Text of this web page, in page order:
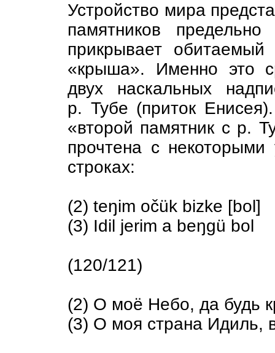
Устройство мира
памятников
прикрывает
«крыша». Именно это
двух наскальных
р. Тубе (приток
«второй памятник с р.
прочтена с некоторыми
строках:
(2) teŋim očük bizke [bol]
(3) Idil jerim a beŋgü bol
(120/121)
(2) О моё Небо, да будь
(3) О моя страна Идиль,